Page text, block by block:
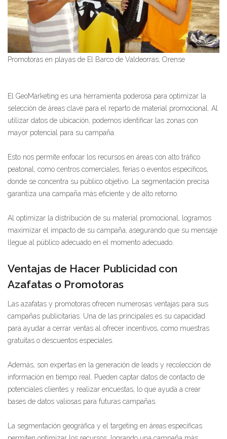
Promotoras en playas de El Barco de Valdeorras, Orense
El GeoMarketing es una herramienta poderosa para optimizar la
selección de áreas clave para el reparto de material promocional. Al
utilizar datos de ubicación, podemos identificar las zonas con
mayor potencial para su campaña.
Esto nos permite enfocar los recursos en áreas con alto tráfico
peatonal, como centros comerciales, ferias o eventos específicos,
donde se concentra su público objetivo. La segmentación precisa
garantiza una campaña más eficiente y de alto retorno.
Al optimizar la distribución de su material promocional, logramos
maximizar el impacto de su campaña, asegurando que su mensaje
llegue al público adecuado en el momento adecuado.
Ventajas de Hacer Publicidad con
Azafatas o Promotoras
Las azafatas y promotoras ofrecen numerosas ventajas para sus
campañas publicitarias. Una de las principales es su capacidad
para ayudar a cerrar ventas al ofrecer incentivos, como muestras
gratuitas o descuentos especiales.
Además, son expertas en la generación de leads y recolección de
información en tiempo real. Pueden captar datos de contacto de
potenciales clientes y realizar encuestas, lo que ayuda a crear
bases de datos valiosas para futuras campañas.
La segmentación geográfica y el targeting en áreas específicas